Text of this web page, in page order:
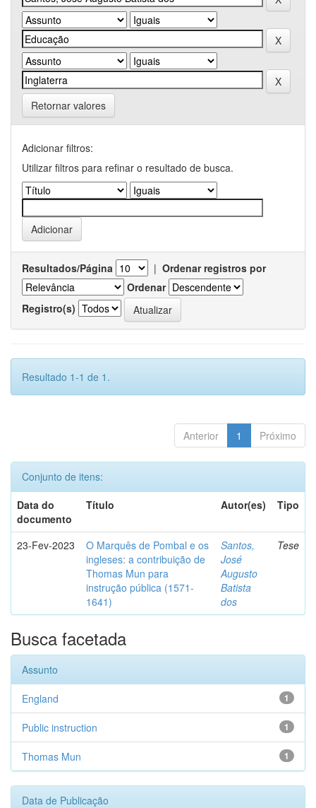
Retornar valores
Adicionar filtros:
Utilizar filtros para refinar o resultado de busca.
Resultados/Página | Ordenar registros por
Ordenar
Registro(s)
Resultado 1-1 de 1.
Anterior 1 Próximo
Conjunto de itens:
Data do
documento
Título Autor(es) Tipo
23-Fev-2023
O Marquês de Pombal e os
ingleses: a contribuição de
Thomas Mun para
instrução pública (1571-
1641)
Santos,
José
Augusto
Batista
dos
Tese
Busca facetada
Assunto
1
England
1
Public instruction
1
Thomas Mun
Data de Publicação